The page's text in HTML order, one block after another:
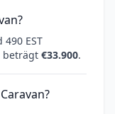
EST
beträgt €33.900.